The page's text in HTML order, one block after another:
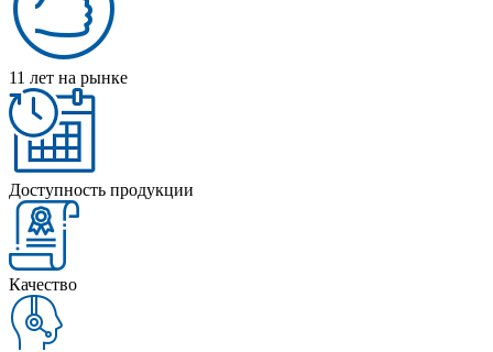
11 лет на рынке
Доступность продукции
Качество